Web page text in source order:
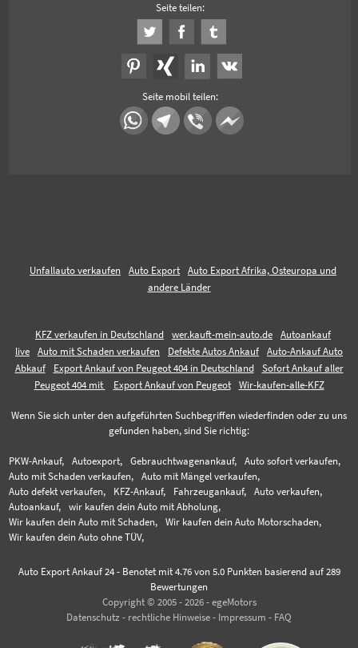
Seite teilen:
Seite mobil teilen:
Unfallauto verkaufen Auto Export
Auto Export Afrika, Osteuropa und
andere Länder
KFZ verkaufen in Deutschland wer.kauft-mein-auto.de
Autoankauf
live
Auto mit Schaden verkaufen Defekte Autos Ankauf
Auto-Ankauf Auto
Abkauf
Export Ankauf von Peugeot 404 in Deutschland
Sofort Ankauf aller
Peugeot 404 mit
Export Ankauf von Peugeot Wir-kaufen-alle-KFZ
Wenn Sie sich unter den aufgeführten Suchbegriffen wiederfinden oder zu uns
gefunden haben, sind Sie richtig:
PKW-Ankauf, Autoexport, Gebrauchtwagenankauf,
Auto sofort verkaufen,
Auto mit Schaden verkaufen,
Auto mit Mängel verkaufen,
Auto defekt verkaufen,
KFZ-Ankauf, Fahrzeugankauf,
Auto verkaufen,
Autoankauf,
wir kaufen dein Auto mit Abholung,
Wir kaufen dein Auto mit Schaden,
Wir kaufen dein Auto Motorschaden,
Wir kaufen dein Auto ohne TÜV,
Auto Export Ankauf 24- Benotet mit 4.76von 5.0 Punkten basierend auf 289
Bewertungen
Copyright © 2005 - 2026 - egeMotors
Datenschutz - rechtliche Hinweise - Impressum - FAQ